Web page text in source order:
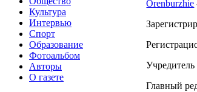
Культура
Интервью
Спорт
Образование
Фотоальбом
Авторы
О газете
Orenburzhie
Главный